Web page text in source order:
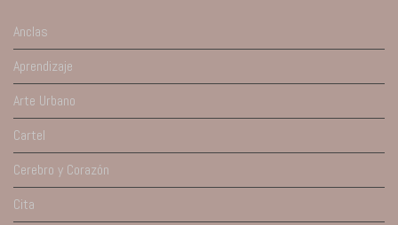
Anclas
Aprendizaje
Arte Urbano
Cartel
Cerebro y Corazón
Cita